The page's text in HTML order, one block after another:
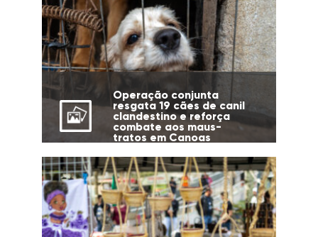
Operação conjunta
resgata 19 cães de canil
clandestino e reforça
combate aos maus-
tratos em Canoas